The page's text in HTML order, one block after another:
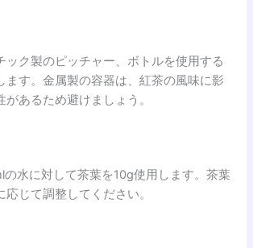
ック製のピッチャー、ボトルを使用する
ます。金属製の容器は、紅茶の風味に影
あるため避けましょう。
水に対して茶葉を10g使用します。茶葉
じて調整してください。